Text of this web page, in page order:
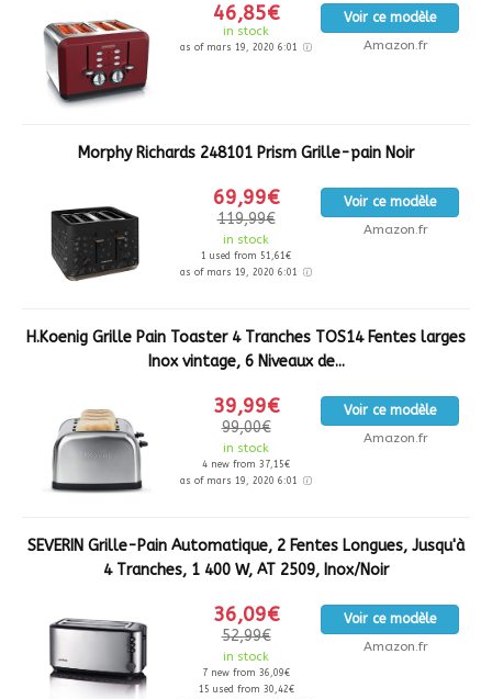
46,85€
in stock
as of mars 19, 2020 6:01
Voir ce modèle
Amazon.fr
Morphy Richards 248101 Prism Grille-pain Noir
69,99€
119,99€
in stock
1 used from 51,61€
as of mars 19, 2020 6:01
Voir ce modèle
Amazon.fr
H.Koenig Grille Pain Toaster 4 Tranches TOS14 Fentes larges
Inox vintage, 6 Niveaux de...
39,99€
99,00€
in stock
4 new from 37,15€
as of mars 19, 2020 6:01
Voir ce modèle
Amazon.fr
SEVERIN Grille-Pain Automatique, 2 Fentes Longues, Jusqu'à
4 Tranches, 1 400 W, AT 2509, Inox/Noir
36,09€
52,99€
in stock
7 new from 36,09€
15 used from 30,42€
Voir ce modèle
Amazon.fr